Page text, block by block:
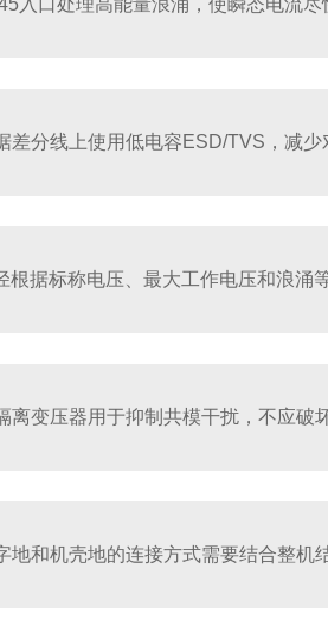
入口处理高能量浪涌，使瞬态电流尽
差分线上使用低电容ESD/TVS，减少
根据标称电压、最大工作电压和浪涌
离变压器用于抑制共模干扰，不应破
地和机壳地的连接方式需要结合整机